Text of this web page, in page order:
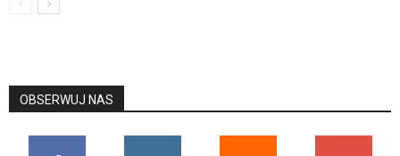
OBSERWUJ NAS